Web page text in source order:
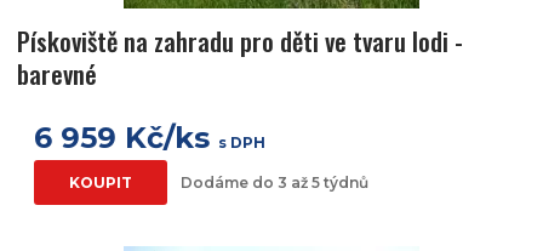
Pískoviště na zahradu pro děti ve tvaru lodi -
barevné
6 959 Kč/ks s DPH
KOUPIT Dodáme do 3 až 5 týdnů